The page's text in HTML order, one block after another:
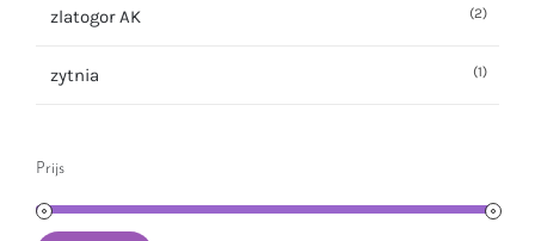
zlatogor AK (2)
zytnia (1)
Prijs